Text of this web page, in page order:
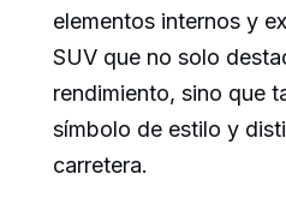
elementos internos y
SUV que no solo
rendimiento, sino que
símbolo de estilo y
carretera.